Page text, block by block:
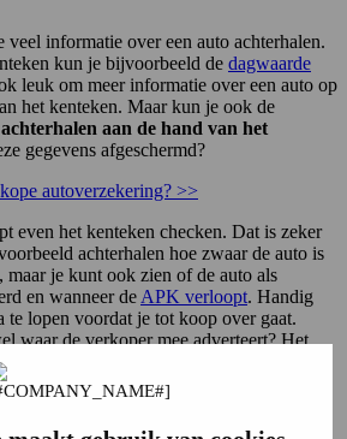
veel informatie over een auto achterhalen.
kun je bijvoorbeeld de dagwaarde
leuk om meer informatie over een auto op
het kenteken. Maar kun je ook de
aan de hand van het
gegevens afgeschermd?
autoverzekering? >>
even het kenteken checken. Dat is zeker
achterhalen hoe zwaar de auto is
maar je kunt ook zien of de auto als
en wanneer de APK verloopt. Handig
te lopen voordat je tot koop over gaat.
waar de verkoper mee adverteert? Het
over een auto.
afsluiten? Bereken de premie!